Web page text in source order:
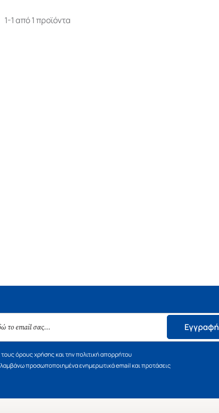
1-1 από 1 προϊόντα
Εγγραφή
όρους χρήσης και την πολιτική απορρήτου
προσωποποιημένα ενημερωτικά email και προτάσεις